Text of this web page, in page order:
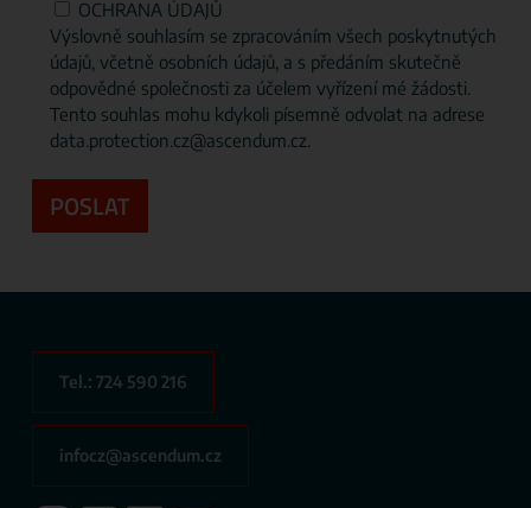
OCHRANA ÚDAJŮ
Výslovně souhlasím se zpracováním všech poskytnutých
údajů, včetně osobních údajů, a s předáním skutečně
odpovědné společnosti za účelem vyřízení mé žádosti.
Tento souhlas mohu kdykoli písemně odvolat na adrese
data.protection.cz@ascendum.cz.
Tel.: 724 590 216
infocz@ascendum.cz